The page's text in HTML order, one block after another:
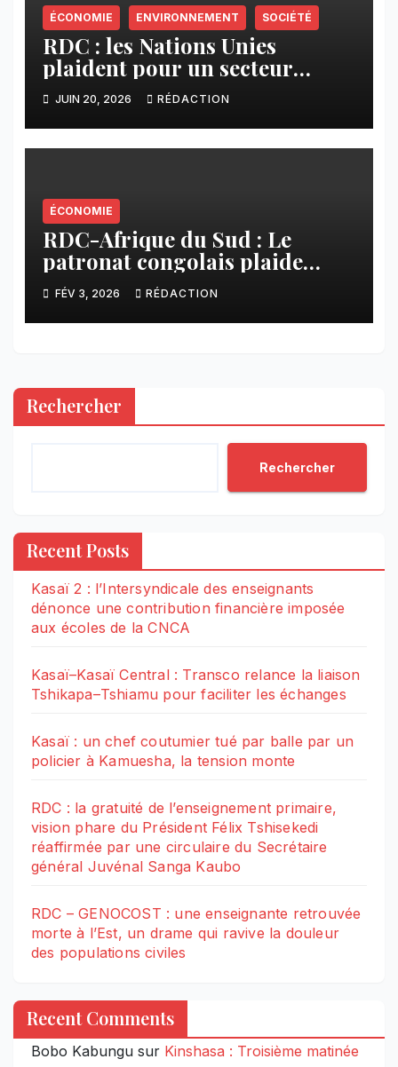
ÉCONOMIE ENVIRONNEMENT SOCIÉTÉ
RDC : les Nations Unies
plaident pour un secteur
minier plus responsable et
inclusif
JUIN 20, 2026 RÉDACTION
ÉCONOMIE
RDC-Afrique du Sud : Le
patronat congolais plaide
pour des partenariats fondés
sur la confiance
FÉV 3, 2026 RÉDACTION
Rechercher
Rechercher
Recent Posts
Kasaï 2 : l’Intersyndicale des enseignants
dénonce une contribution financière imposée
aux écoles de la CNCA
Kasaï–Kasaï Central : Transco relance la liaison
Tshikapa–Tshiamu pour faciliter les échanges
Kasaï : un chef coutumier tué par balle par un
policier à Kamuesha, la tension monte
RDC : la gratuité de l’enseignement primaire,
vision phare du Président Félix Tshisekedi
réaffirmée par une circulaire du Secrétaire
général Juvénal Sanga Kaubo
RDC – GENOCOST : une enseignante retrouvée
morte à l’Est, un drame qui ravive la douleur
des populations civiles
Recent Comments
Bobo Kabungu sur Kinshasa : Troisième matinée